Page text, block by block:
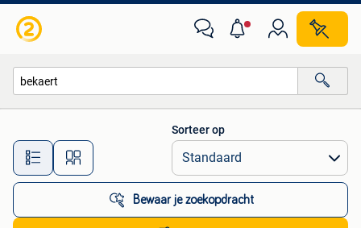
Alle afstanden…
Sorteer op
Bewaar je zoekopdracht